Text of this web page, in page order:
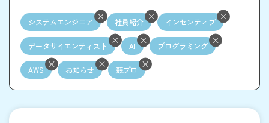
システムエンジニア 社員紹介 インセンティブ
データサイエンティスト AI プログラミング
AWS お知らせ 競プロ